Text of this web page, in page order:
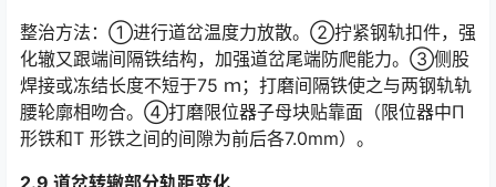
整治方法：①进行道岔温度力放散。②拧紧钢轨扣件，强
化辙又跟端间隔铁结构，加强道岔尾端防爬能力。③侧股
焊接或冻结长度不短于75 ｍ；打磨间隔铁使之与两钢轨轨
腰轮廓相吻合。④打磨限位器子母块贴靠面（限位器中Π
形铁和T 形铁之间的间隙为前后各7.0mm）。󠅅󠅃󠄵󠅂󠄪󠇖󠆨󠆨󠇕󠆞󠆒󠅬󠇘󠆭󠆘󠇙󠆝󠅵󠇗󠆭󠆁󠄐󠇗󠅹󠅸󠇖󠆍󠅳󠇖󠅹󠅰󠇖󠆌󠅹
2.9 道岔转辙部分轨距变化